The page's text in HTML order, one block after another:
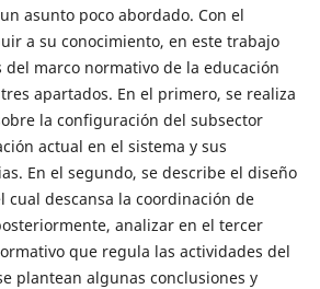
asunto poco abordado. Con el
a su conocimiento, en este trabajo
marco normativo de la educación
apartados. En el primero, se realiza
la configuración del subsector
actual en el sistema y sus
En el segundo, se describe el diseño
cual descansa la coordinación de
analizar en el tercer
que regula las actividades del
plantean algunas conclusiones y